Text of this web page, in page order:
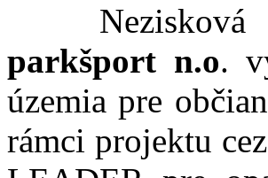
Nezisková
parkšport n.o.
územia pre
rámci projektu